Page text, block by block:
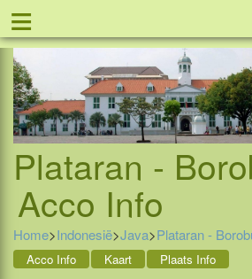
≡
Plataran -
Acco Info
Home>Indonesië>Java>Plataran -
Acco Info Kaart Plaats Info